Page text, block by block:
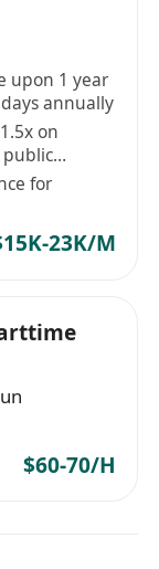
upon 1 year
annually
on
public
for
23K/M
$60-70/H